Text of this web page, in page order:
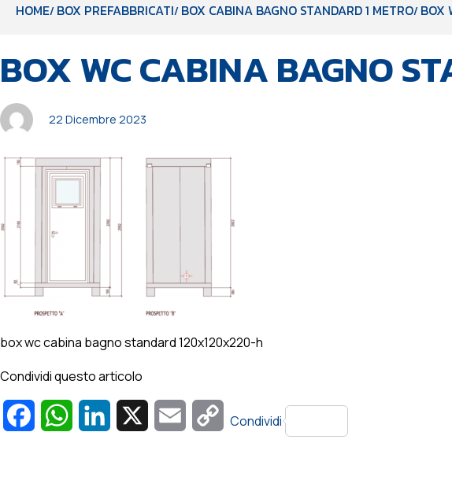
HOME BOX PREFABBRICATI BOX CABINA BAGNO STANDARD 1 METRO BOX
IN:
BOX WC CABINA BAGNO
il:
22 Dicembre 2023
box wc cabina bagno standard 120x120x220-h
Condividi questo articolo
FacebookWhatsAppLinkedIn Email
Copy
Condividi